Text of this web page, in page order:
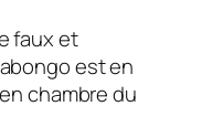
faux et
est en
chambre du